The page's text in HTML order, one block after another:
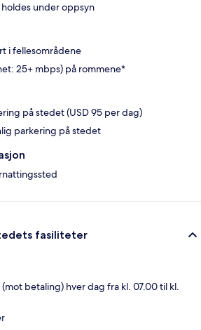
under oppsyn
i fellesområdene
25+ mbps) på rommene*
på stedet (USD 95 per dag)
parkering på stedet
fasiliteter
betaling) hver dag fra kl. 07.00 til kl.